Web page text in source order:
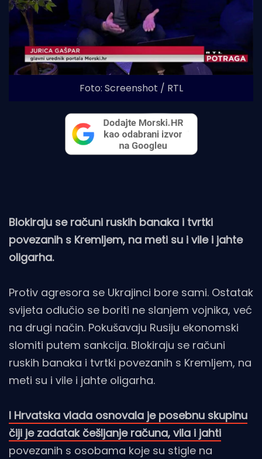
Foto: Screenshot / RTL
Blokiraju se računi ruskih banaka i tvrtki
povezanih s Kremljem, na meti su i vile i jahte
oligarha.
Protiv agresora se Ukrajinci bore sami. Ostatak
svijeta odlučio se boriti ne slanjem vojnika, već
na drugi način. Pokušavaju Rusiju ekonomski
slomiti putem sankcija. Blokiraju se računi
ruskih banaka i tvrtki povezanih s Kremljem, na
meti su i vile i jahte oligarha.
I Hrvatska vlada osnovala je posebnu skupinu
čiji je zadatak češljanje računa, vila i jahti
povezanih s osobama koje su stigle na